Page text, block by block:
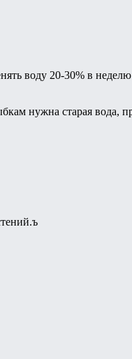
воду 20-30% в
нужна старая вода,